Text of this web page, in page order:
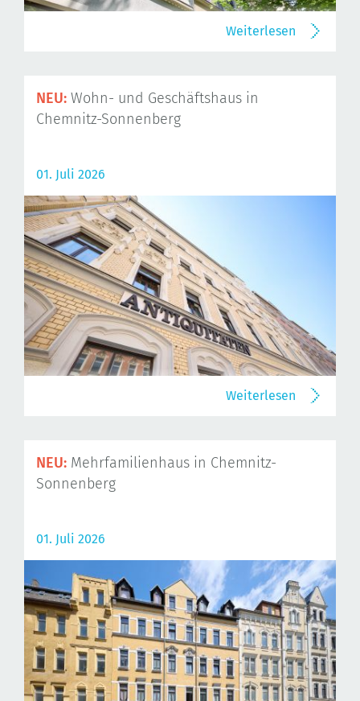
Weiterlesen
NEU: Wohn- und Geschäftshaus in
Chemnitz-Sonnenberg
01. Juli 2026
Weiterlesen
NEU: Mehrfamilienhaus in Chemnitz-
Sonnenberg
01. Juli 2026